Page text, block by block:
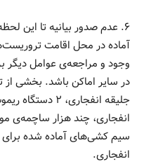
۶. عدم صدور بیانیه تا این
آماده در محل اقامت
وجود و مراجعه‌ی عوامل دیگر
انفجاری، چند هزار ساچمه‌ی
سیم کشی‌های آماده شده برای
انفجاری.